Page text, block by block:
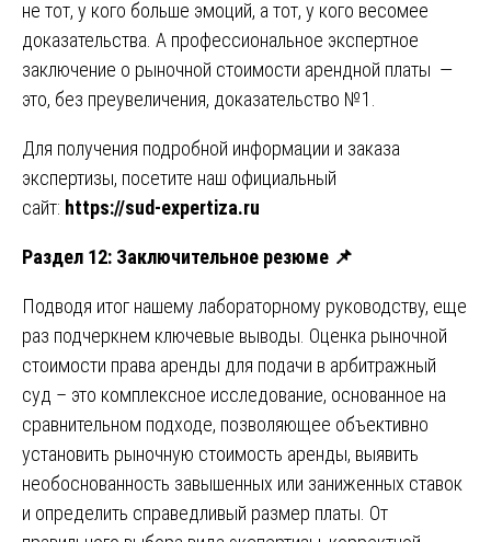
не тот, у кого больше эмоций, а тот, у кого весомее
доказательства. А профессиональное экспертное
заключение о рыночной стоимости арендной платы —
это, без преувеличения, доказательство №1.
Для получения подробной информации и заказа
экспертизы, посетите наш официальный
сайт: https://sud-expertiza.ru
Раздел 12: Заключительное резюме 📌
Подводя итог нашему лабораторному руководству, еще
раз подчеркнем ключевые выводы. Оценка рыночной
стоимости права аренды для подачи в арбитражный
суд – это комплексное исследование, основанное на
сравнительном подходе, позволяющее объективно
установить рыночную стоимость аренды, выявить
необоснованность завышенных или заниженных ставок
и определить справедливый размер платы. От